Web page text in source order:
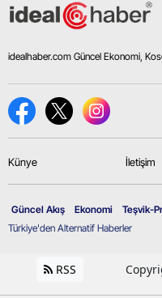
idealhaber.com Güncel Ekonomi,
Künye İletişim
Türkiye'den Alternatif Haberler
Güncel Akış Ekonomi Teşvik-
RSS